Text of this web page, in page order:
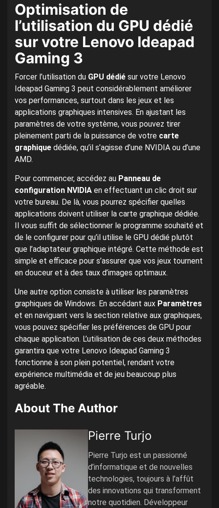
Optimisation de
l’utilisation du GPU dédié
sur votre Lenovo Ideapad
Gaming 3
Forcer l’utilisation du GPU dédié sur votre Lenovo
Ideapad Gaming 3 peut considérablement améliorer
vos performances, surtout dans les jeux et les
applications graphiques intensives. En ajustant les
paramètres de votre système, vous pouvez tirer
pleinement parti de la puissance de votre carte
graphique dédiée, qu’il s’agisse d’une NVIDIA ou d’une
AMD.
Pour commencer, accédez au Panneau de
configuration NVIDIA en effectuant un clic droit sur
votre bureau. De là, vous pourrez spécifier quelles
applications doivent utiliser la carte graphique dédiée.
Il vous suffit de sélectionner le programme souhaité et
de le configurer pour qu’il utilise le GPU dédié plutôt
que l’adaptateur graphique intégré. Cette méthode est
simple et efficace pour s’assurer que vos jeux tournent
en douceur et à des taux d’images optimaux.
Une autre option consiste à utiliser les paramètres
graphiques de Windows. En accédant aux Paramètres
et en naviguant vers la section relative aux graphiques,
vous pouvez spécifier les préférences de GPU pour
chaque application. L’utilisation de ces deux méthodes
garantira que votre Lenovo Ideapad Gaming 3
fonctionne à son plein potentiel, rendant votre
expérience multimédia et de jeu beaucoup plus
agréable.
About The Author
Pierre Turjo
Pierre Turjo est un passionné
d’informatique et de nouvelles
technologies, toujours à l’affût
des innovations qui transforment
notre quotidien. Développeur